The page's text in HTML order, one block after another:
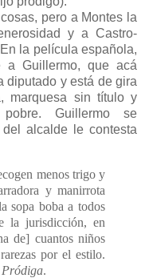
pero a Montes la
y a Castro-
la película española,
a Guillermo, que acá
diputado y está de gira
marquesa sin título y
Guillermo se
alcalde le contesta
menos trigo y
y manirrota
sopa boba a todos
la jurisdicción, en
de] cuantos niños
por el estilo.
.